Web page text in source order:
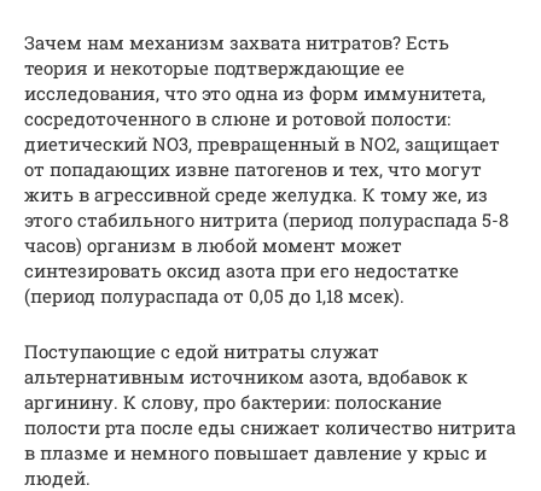
Зачем нам механизм захвата нитратов? Есть
теория и некоторые подтверждающие ее
исследования, что это одна из форм иммунитета,
сосредоточенного в слюне и ротовой полости:
диетический NO3, превращенный в NO2, защищает
от попадающих извне патогенов и тех, что могут
жить в агрессивной среде желудка. К тому же, из
этого стабильного нитрита (период полураспада 5-8
часов) организм в любой момент может
синтезировать оксид азота при его недостатке
(период полураспада от 0,05 до 1,18 мсек).
Поступающие с едой нитраты служат
альтернативным источником азота, вдобавок к
аргинину. К слову, про бактерии: полоскание
полости рта после еды снижает количество нитрита
в плазме и немного повышает давление у крыс и
людей.